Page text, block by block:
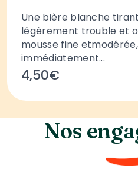
Une bière blanche
légèrement trouble et
mousse fine
immédiatement...
4,50€
Nos